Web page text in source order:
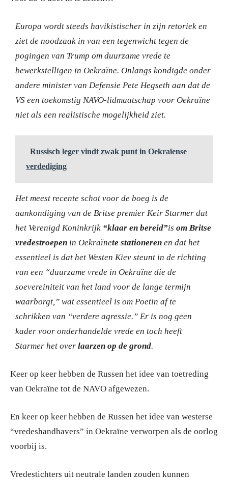
Europa wordt steeds havikistischer in zijn retoriek en
ziet de noodzaak in van een tegenwicht tegen de
pogingen van Trump om duurzame vrede te
bewerkstelligen in Oekraïne. Onlangs kondigde onder
andere minister van Defensie Pete Hegseth aan dat de
VS een toekomstig NAVO-lidmaatschap voor Oekraïne
niet als een realistische mogelijkheid ziet.
Russisch leger vindt zwak punt in Oekraïense
verdediging
Het meest recente schot voor de boeg is de
aankondiging van de Britse premier Keir Starmer dat
het Verenigd Koninkrijk “klaar en bereid”is om Britse
vredestroepen in Oekraïnete stationeren en dat het
essentieel is dat het Westen Kiev steunt in de richting
van een “duurzame vrede in Oekraïne die de
soevereiniteit van het land voor de lange termijn
waarborgt,” wat essentieel is om Poetin af te
schrikken van “verdere agressie.” Er is nog geen
kader voor onderhandelde vrede en toch heeft
Starmer het over laarzen op de grond.
Keer op keer hebben de Russen het idee van toetreding
van Oekraïne tot de NAVO afgewezen.
En keer op keer hebben de Russen het idee van westerse
“vredeshandhavers” in Oekraïne verworpen als de oorlog
voorbij is.
Vredestichters uit neutrale landen zouden kunnen